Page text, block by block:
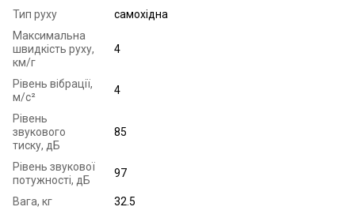
Тип руху
самохідна
Максимальна
швидкість руху,
км/г
4
Рівень вібрації,
м/с²
4
Рівень
звукового
тиску, дБ
85
Рівень звукової
потужності, дБ
97
Вага, кг
32.5